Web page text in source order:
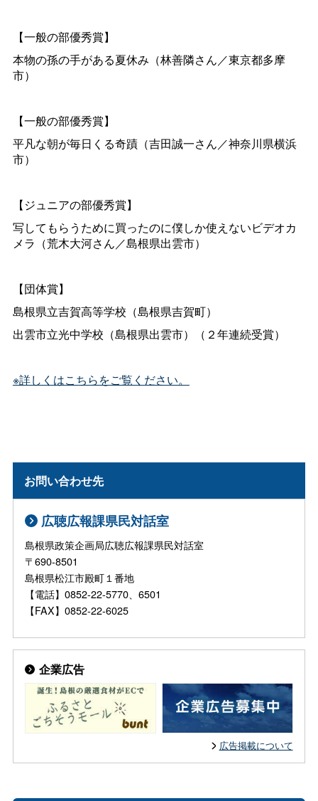
【一般の部優秀賞】
本物の孫の手がある夏休み（林善隣さん／東京都多摩
市）
【一般の部優秀賞】
平凡な朝が毎日くる奇蹟（吉田誠一さん／神奈川県横浜
市）
【ジュニアの部優秀賞】
写してもらうために買ったのに僕しか使えないビデオカ
メラ（荒木大河さん／島根県出雲市）
【団体賞】
島根県立吉賀高等学校（島根県吉賀町）
出雲市立光中学校（島根県出雲市）（２年連続受賞）
※詳しくはこちらをご覧ください。
お問い合わせ先
広聴広報課県民対話室
島根県政策企画局広聴広報課県民対話室
〒690-8501
島根県松江市殿町１番地
【電話】0852-22-5770、6501
【FAX】0852-22-6025
企業広告
広告掲載について